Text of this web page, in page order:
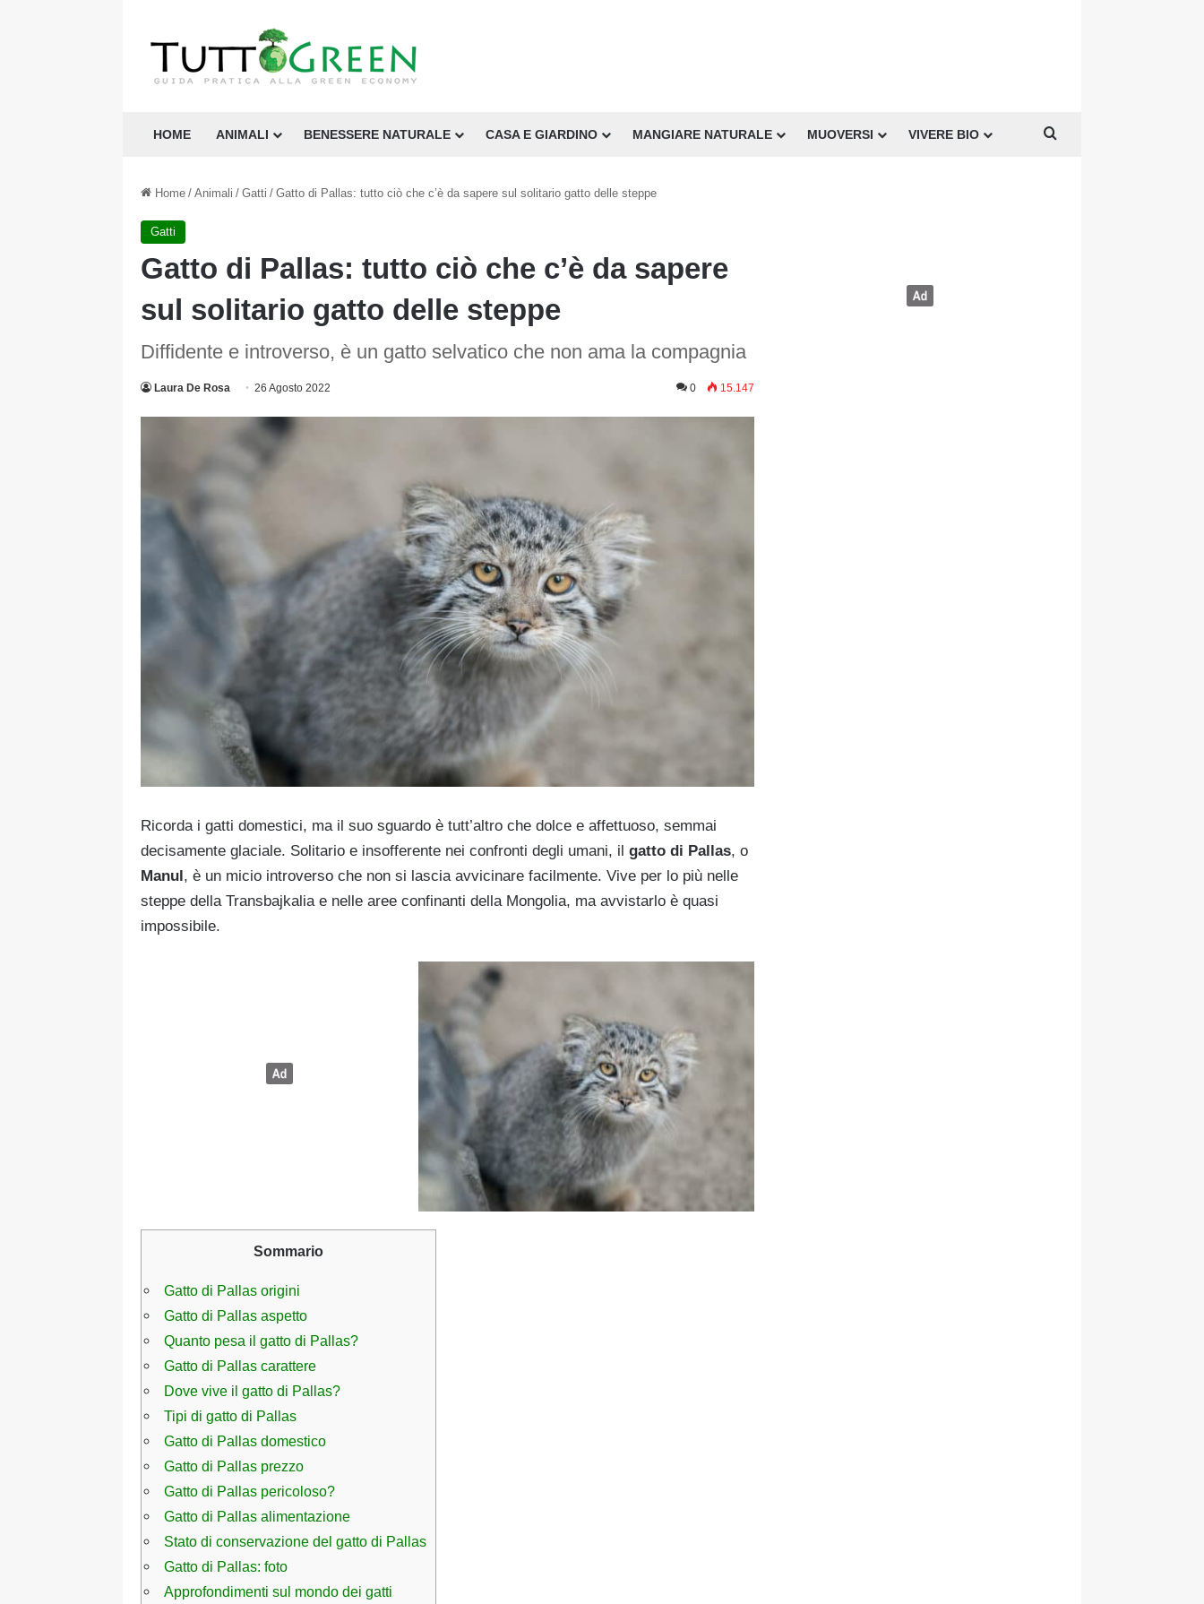
HOME ANIMALI BENESSERE NATURALE CASA E GIARDINO MANGIARE NATURALE MUOVERSI VIVERE BIO
Home / Animali / Gatti / Gatto di Pallas: tutto ciò che c’è da sapere sul solitario gatto delle steppe
Gatti
Gatto di Pallas: tutto ciò che c’è da sapere
sul solitario gatto delle steppe
Diffidente e introverso, è un gatto selvatico che non ama la compagnia
Laura De Rosa 26 Agosto 2022 0 15.147
Ricorda i gatti domestici, ma il suo sguardo è tutt’altro che dolce e affettuoso, semmai
decisamente glaciale. Solitario e insofferente nei confronti degli umani, il gatto di Pallas, o
Manul, è un micio introverso che non si lascia avvicinare facilmente. Vive per lo più nelle
steppe della Transbajkalia e nelle aree confinanti della Mongolia, ma avvistarlo è quasi
impossibile.
Sommario
Gatto di Pallas origini
Gatto di Pallas aspetto
Quanto pesa il gatto di Pallas?
Gatto di Pallas carattere
Dove vive il gatto di Pallas?
Tipi di gatto di Pallas
Gatto di Pallas domestico
Gatto di Pallas prezzo
Gatto di Pallas pericoloso?
Gatto di Pallas alimentazione
Stato di conservazione del gatto di Pallas
Gatto di Pallas: foto
Approfondimenti sul mondo dei gatti